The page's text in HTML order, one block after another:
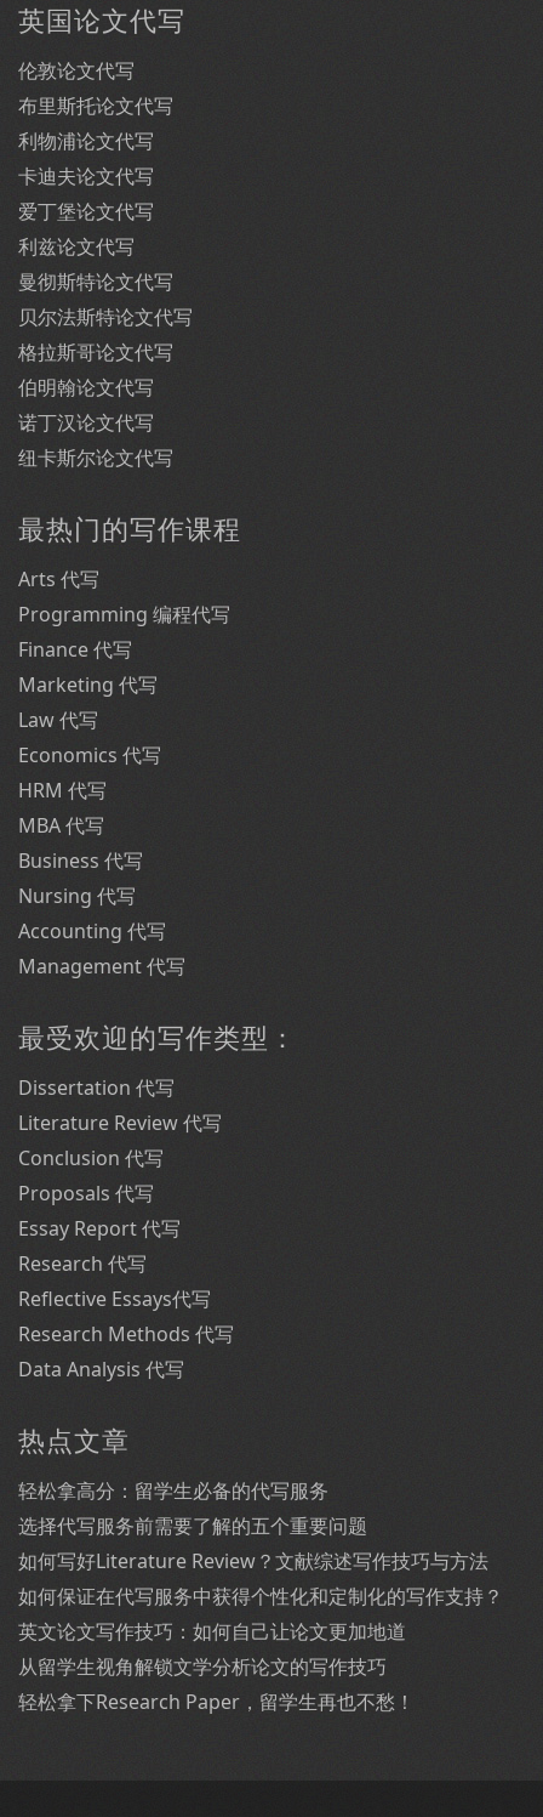
英国论文代写
伦敦论文代写
布里斯托论文代写
利物浦论文代写
卡迪夫论文代写
爱丁堡论文代写
利兹论文代写
曼彻斯特论文代写
贝尔法斯特论文代写
格拉斯哥论文代写
伯明翰论文代写
诺丁汉论文代写
纽卡斯尔论文代写
最热门的写作课程
Arts 代写
Programming 编程代写
Finance 代写
Marketing 代写
Law 代写
Economics 代写
HRM 代写
MBA 代写
Business 代写
Nursing 代写
Accounting 代写
Management 代写
最受欢迎的写作类型：
Dissertation 代写
Literature Review 代写
Conclusion 代写
Proposals 代写
Essay Report 代写
Research 代写
Reflective Essays代写
Research Methods 代写
Data Analysis 代写
热点文章
轻松拿高分：留学生必备的代写服务
选择代写服务前需要了解的五个重要问题
如何写好Literature Review？文献综述写作技巧与方法
如何保证在代写服务中获得个性化和定制化的写作支持？
英文论文写作技巧：如何自己让论文更加地道
从留学生视角解锁文学分析论文的写作技巧
轻松拿下Research Paper，留学生再也不愁！